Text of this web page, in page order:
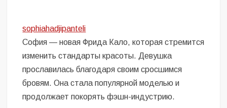
sophiahadjipanteli
София — новая Фрида Кало, которая стремится
изменить стандарты красоты. Девушка
прославилась благодаря своим сросшимся
бровям. Она стала популярной моделью и
продолжает покорять фэшн-индустрию.